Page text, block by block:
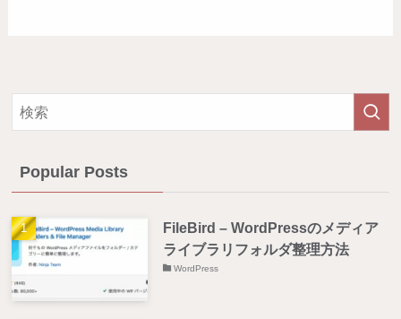
Popular Posts
FileBird – WordPressのメディア
ライブラリフォルダ整理方法
WordPress